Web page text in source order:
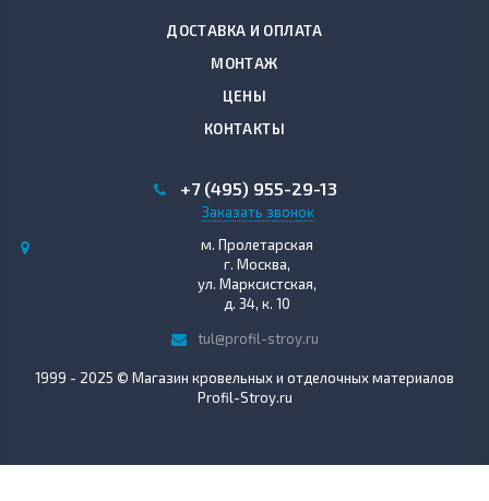
ДОСТАВКА И ОПЛАТА
МОНТАЖ
ЦЕНЫ
КОНТАКТЫ
+7 (495) 955-29-13
Заказать звонок
м. Пролетарская
г. Москва,
ул. Марксистская,
д. 34, к. 10
tul@profil-stroy.ru
1999 - 2025 © Магазин кровельных и отделочных материалов
Profil-Stroy.ru